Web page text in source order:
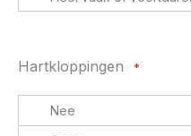
Hartkloppingen *